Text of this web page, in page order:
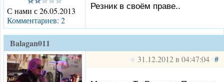
С нами с 26.05.2013
Комментариев: 2
Резник в своём праве..
Balagan011
31.12.2012 в 04:47:04 #